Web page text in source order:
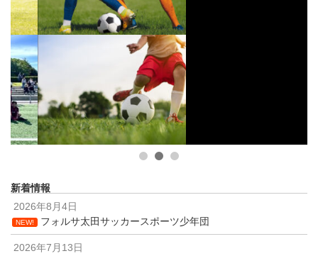
1
新着情報
2026年8月4日
NEW! フォルサ太田サッカースポーツ少年団
2026年7月13日